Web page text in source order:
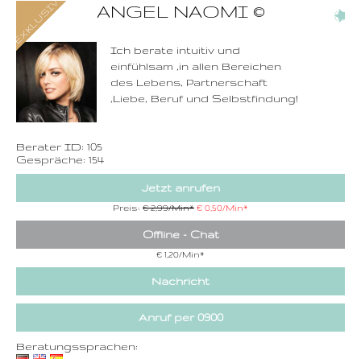
ANGEL NAOMI© (3)
Ich berate intuitiv und
einfühlsam ,in allen Bereichen
des Lebens, Partnerschaft
,Liebe, Beruf und Selbstfindung!
Berater ID: 105
Gespräche: 154
Jetzt anrufen
Preis: € 2,99/Min* € 0,50/Min*
Offline - Chat
€ 1,20/Min*
Nachricht
Anruf per 0900
0900-3 000 468 - 105
1,49 €/Min. inkl. MwSt.
Wählen Sie diese
Rufnummer inklusive
dem Beratercode
Zurück
Beratungssprachen: